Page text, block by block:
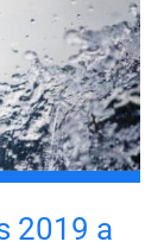
2019 a